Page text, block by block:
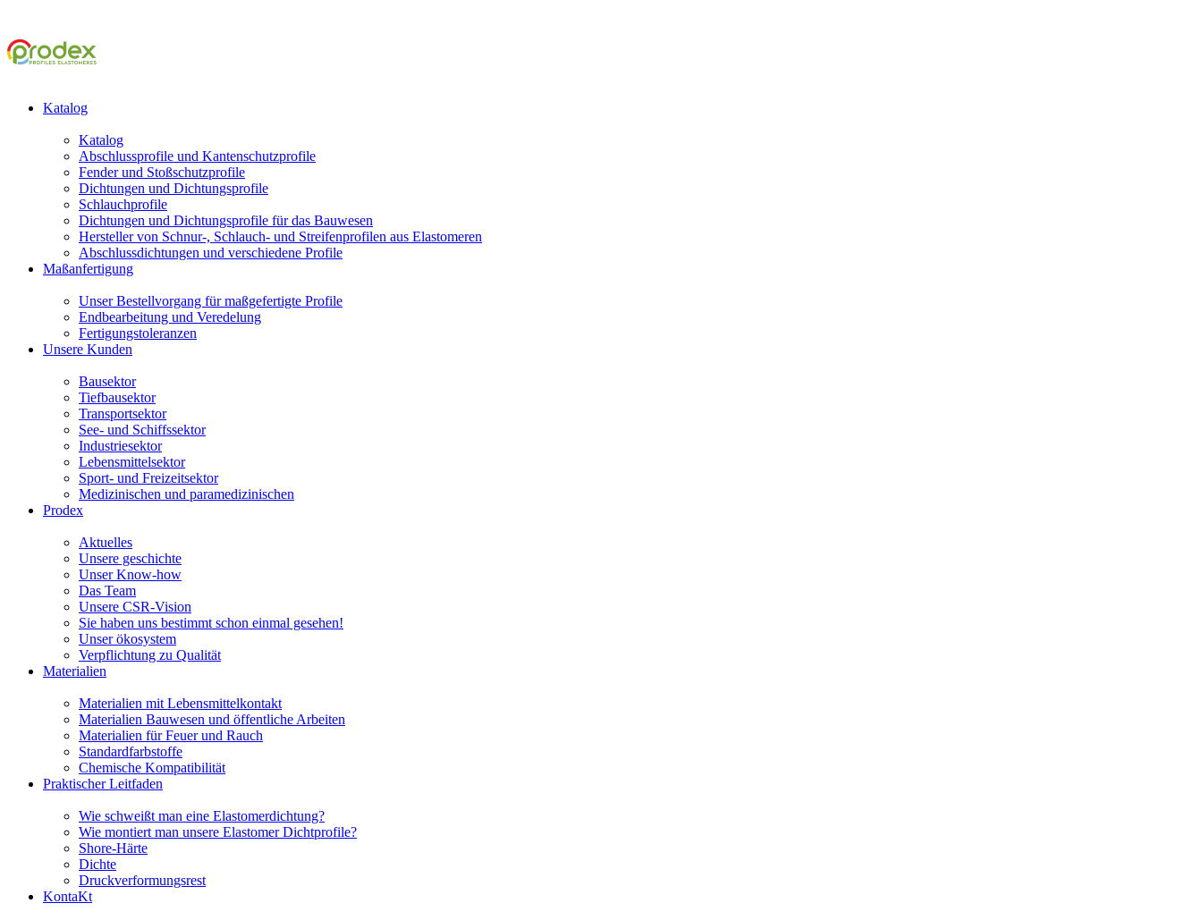
Katalog
Katalog
Abschlussprofile und Kantenschutzprofile
Fender und Stoßschutzprofile
Dichtungen und Dichtungsprofile
Schlauchprofile
Dichtungen und Dichtungsprofile für das Bauwesen
Hersteller von Schnur-, Schlauch- und Streifenprofilen aus Elastomeren
Abschlussdichtungen und verschiedene Profile
Maßanfertigung
Unser Bestellvorgang für maßgefertigte Profile
Endbearbeitung und Veredelung
Fertigungstoleranzen
Unsere Kunden
Bausektor
Tiefbausektor
Transportsektor
See- und Schiffssektor
Industriesektor
Lebensmittelsektor
Sport- und Freizeitsektor
Medizinischen und paramedizinischen
Prodex
Aktuelles
Unsere geschichte
Unser Know-how
Das Team
Unsere CSR-Vision
Sie haben uns bestimmt schon einmal gesehen!
Unser ökosystem
Verpflichtung zu Qualität
Materialien
Materialien mit Lebensmittelkontakt
Materialien Bauwesen und öffentliche Arbeiten
Materialien für Feuer und Rauch
Standardfarbstoffe
Chemische Kompatibilität
Praktischer Leitfaden
Wie schweißt man eine Elastomerdichtung?
Wie montiert man unsere Elastomer Dichtprofile?
Shore-Härte
Dichte
Druckverformungsrest
KontaKt